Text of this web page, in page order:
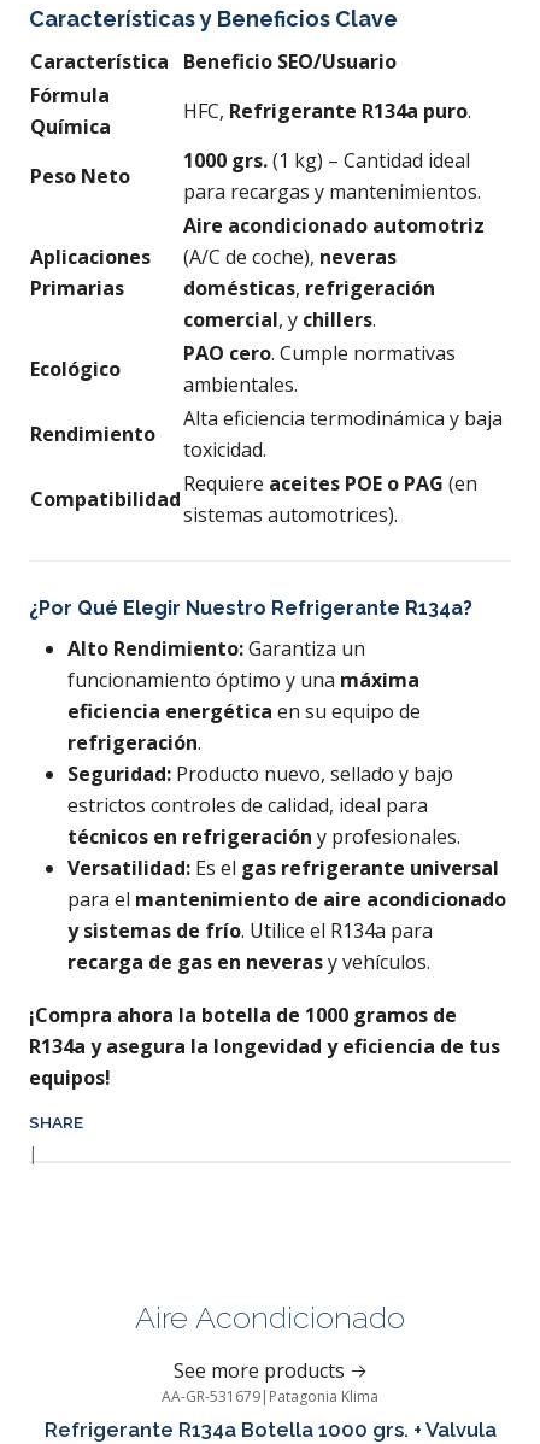
Características y Beneficios Clave
Característica
Beneficio SEO/Usuario
Fórmula
Química
HFC, Refrigerante R134a puro.
Peso Neto
1000 grs.(1 kg) – Cantidad ideal
para recargas y mantenimientos.
Aplicaciones
Primarias
Aire acondicionado automotriz
(A/C de coche), neveras
domésticas, refrigeración
comercial, y chillers.
Ecológico
PAO cero. Cumple normativas
ambientales.
Rendimiento
Alta eficiencia termodinámica y baja
toxicidad.
Compatibilidad
Requiere aceites POE o PAG (en
sistemas automotrices).
¿Por Qué Elegir Nuestro Refrigerante R134a?
Alto Rendimiento:Garantiza un
funcionamiento óptimo y una máxima
eficiencia energética en su equipo de
refrigeración.
Seguridad: Producto nuevo, sellado y bajo
estrictos controles de calidad, ideal para
técnicos en refrigeración y profesionales.
Versatilidad: Es el gas refrigerante universal
para el mantenimiento de aire acondicionado
y sistemas de frío. Utilice el R134a para
recarga de gas en neverasy vehículos.
¡Compra ahora la botella de 1000 gramos de
R134a y asegura la longevidad y eficiencia de tus
equipos!
SHARE
|
Aire Acondicionado
See more products
-6% OFF
AA-GR-531679| Patagonia Klima
Refrigerante R134a Botella 1000 grs. + Valvula